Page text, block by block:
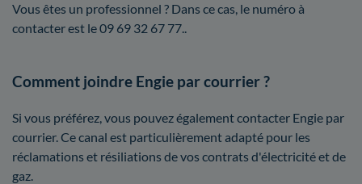
Vous êtes un professionnel ? Dans ce cas, le numéro à
contacter est le 09 69 32 67 77..
Comment joindre Engie par courrier ?
Si vous préférez, vous pouvez également contacter Engie par
courrier. Ce canal est particulièrement adapté pour les
réclamations et résiliations de vos contrats d'électricité et de
gaz.